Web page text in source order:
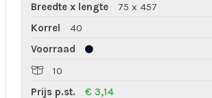
Breedte x lengte
75 x 457
Korrel
40
Voorraad
10
Prijs p.st.
€ 3,14